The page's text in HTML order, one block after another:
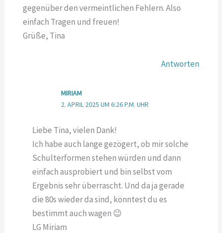
gegenüber den vermeintlichen Fehlern. Also
einfach Tragen und freuen!
Grüße, Tina
Antworten
MIRIAM
2. APRIL 2025 UM 6:26 P.M. UHR
Liebe Tina, vielen Dank!
Ich habe auch lange gezögert, ob mir solche
Schulterformen stehen würden und dann
einfach ausprobiert und bin selbst vom
Ergebnis sehr überrascht. Und da ja gerade
die 80s wieder da sind, könntest du es
bestimmt auch wagen 😉
LG Miriam